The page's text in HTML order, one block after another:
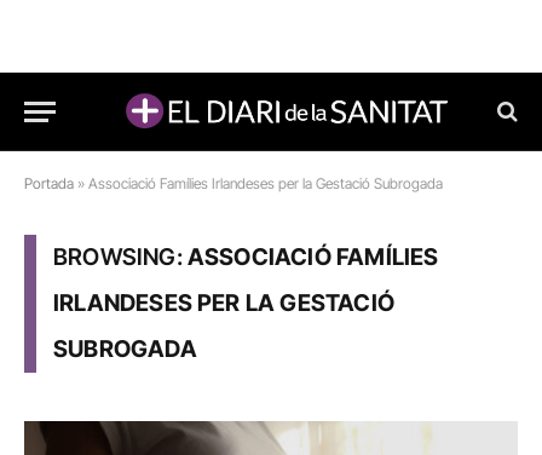
Portada » Associació Famílies Irlandeses per la Gestació Subrogada
BROWSING:ASSOCIACIÓ FAMÍLIES
IRLANDESES PER LA GESTACIÓ
SUBROGADA